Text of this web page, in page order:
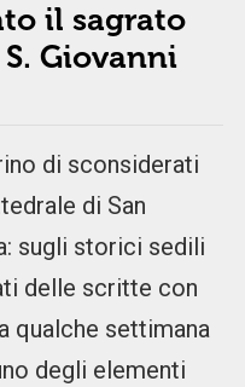
il sagrato
Giovanni
di sconsiderati
di San
sugli storici sedili
delle scritte con
qualche settimana
degli elementi